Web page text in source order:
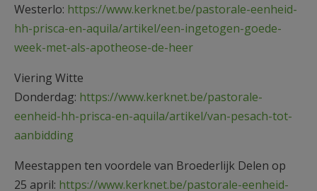
Westerlo: https://www.kerknet.be/pastorale-eenheid-
hh-prisca-en-aquila/artikel/een-ingetogen-goede-
week-met-als-apotheose-de-heer
Viering Witte
Donderdag: https://www.kerknet.be/pastorale-
eenheid-hh-prisca-en-aquila/artikel/van-pesach-tot-
aanbidding
Meestappen ten voordele van Broederlijk Delen op
25 april: https://www.kerknet.be/pastorale-eenheid-